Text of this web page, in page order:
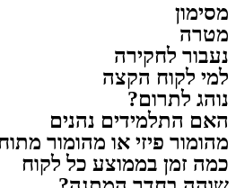
מסימון
מטרה
נעבור לחקירה
למי לקוח הקצה
נוהג לתרום?
האם התלמידים נהנים
מהומור פיזי או מהומור
כמה זמן בממוצע כל לקוח